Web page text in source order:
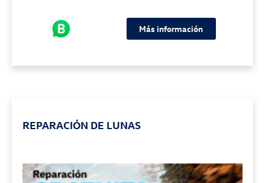
Más información
REPARACIÓN DE LUNAS